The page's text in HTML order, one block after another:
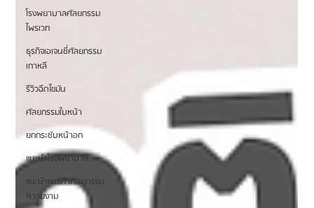
โรงพยาบาลศัลยกรรม
ไพรเวท
ธุรกิจเอเจนซี่ศัลยกรรม
เกาหลี
รีวิวฉีดไขมัน
ศัลยกรรมใบหน้า
ยกกระชับหน้าอก
แนะนำโรงพยาบาล
แนะนำการทำศัลยกรรม
ความงาม